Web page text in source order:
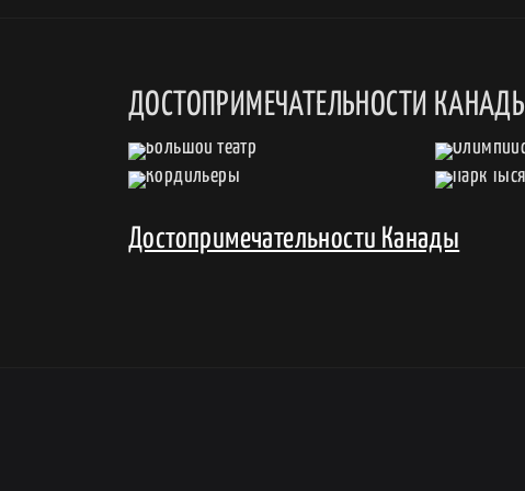
ДОСТОПРИМЕЧАТЕЛЬНОСТИ КАНАДЫ
Достопримечательности Канады